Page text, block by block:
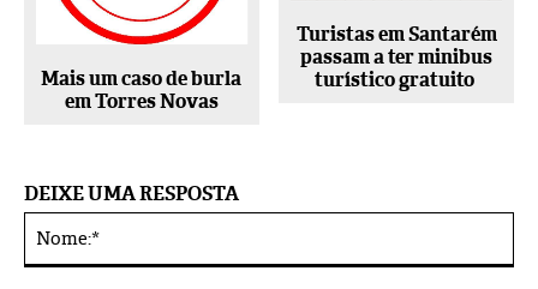
Mais um caso de burla
em Torres Novas
Turistas em Santarém
passam a ter minibus
turístico gratuito
DEIXE UMA RESPOSTA